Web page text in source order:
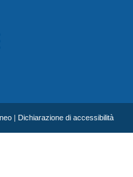
Dichiarazione di accessibilità